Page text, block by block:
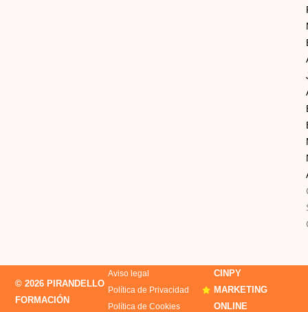
© 2026 PIRANDELLO
FORMACIÓN
Aviso legal
Política de Privacidad
Política de Cookies
CINPY
MARKETING
ONLINE